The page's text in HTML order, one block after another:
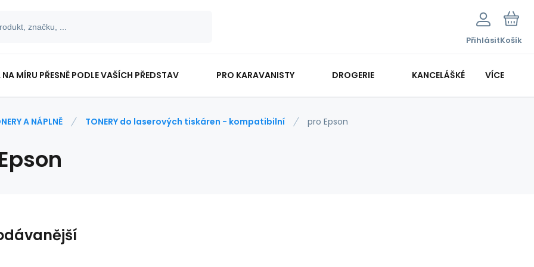
PřihlásitKošík
MÍRU PŘESNĚ PODLE VAŠÍCH PŘEDSTAV PRO KARAVANISTY DROGERIE KANCELÁŠKÉ POTŘEBY
TISKOPISY PRO ŠKOLÁKY
VÍCE
A NÁPLNĚ TONERY do laserových tiskáren - kompatibilní pro Epson